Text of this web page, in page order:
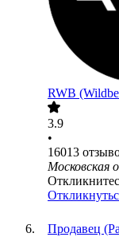
RWB
3.9
•
16013
Московская
Продавец